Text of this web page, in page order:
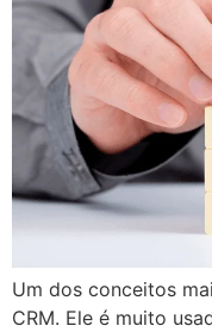
Um dos conceitos
CRM. Ele é muito